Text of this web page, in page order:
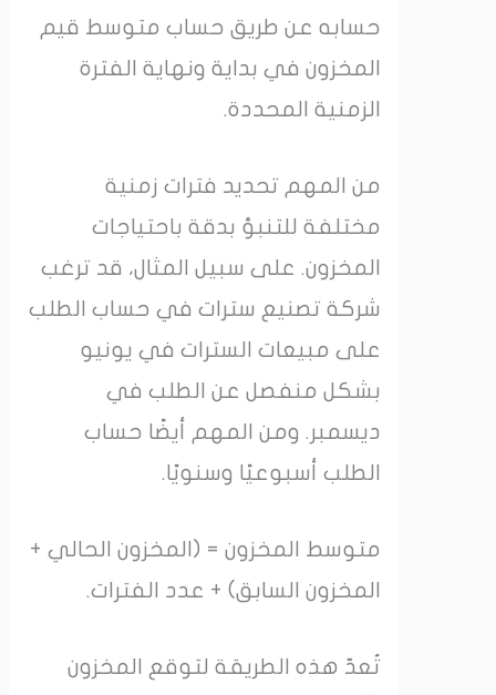
حسابه عن طريق حساب متوسط ​​قيم
المخزون في بداية ونهاية الفترة
الزمنية المحددة.
من المهم تحديد فترات زمنية
مختلفة للتنبؤ بدقة باحتياجات
المخزون. على سبيل المثال، قد ترغب
شركة تصنيع سترات في حساب الطلب
على مبيعات السترات في يونيو
بشكل منفصل عن الطلب في
ديسمبر. ومن المهم أيضًا حساب
الطلب أسبوعيًا وسنويًا.
متوسط ​​المخزون = (المخزون الحالي +
المخزون السابق) + عدد الفترات.
تُعدّ هذه الطريقة لتوقع المخزون